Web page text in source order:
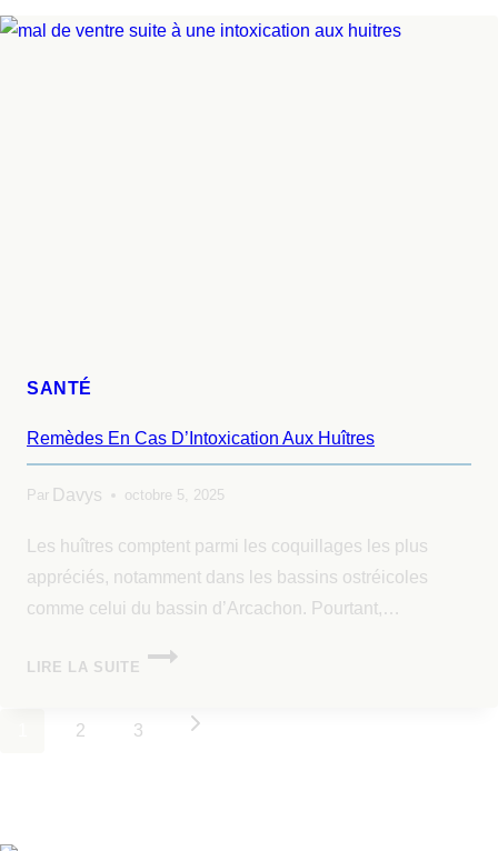
SANTÉ
Remèdes En Cas D’Intoxication Aux Huîtres
Par Davys octobre 5, 2025
Les huîtres comptent parmi les coquillages les plus
appréciés, notamment dans les bassins ostréicoles
comme celui du bassin d’Arcachon. Pourtant,…
LIRE LA SUITE
2 3